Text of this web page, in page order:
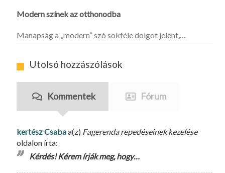
Modern színek az otthonodba
Manapság a „modern” szó sokféle dolgot jelent,…
Utolsó hozzászólások
Kommentek Fórum
kertész Csabaa(z) Fagerenda repedéseinek kezelése
oldalon írta:
Kérdés! Kérem írják meg, hogy…